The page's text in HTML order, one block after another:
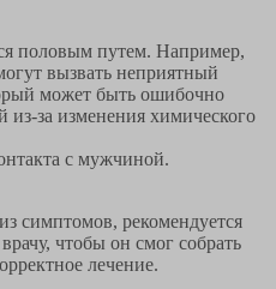
половым путем. Например,
вызвать неприятный
может быть ошибочно
из-за изменения химического
с мужчиной.
симптомов, рекомендуется
чтобы он смог собрать
лечение.